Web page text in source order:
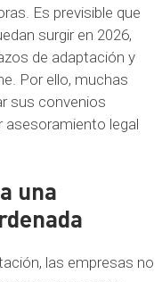
Es previsible que
surgir en 2026,
de adaptación y
Por ello, muchas
sus convenios
legal
una
las empresas no